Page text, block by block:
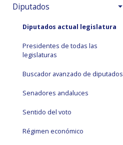
Diputados
Diputados actual legislatura
Presidentes de todas las
legislaturas
Buscador avanzado de diputados
Senadores andaluces
Sentido del voto
Régimen económico